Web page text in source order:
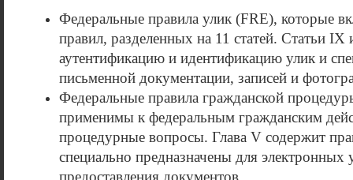
Федеральные правила улик (FRE), которые
правил, разделенных на 11 статей. Статьи
аутентификацию и идентификацию улик и
письменной документации, записей и
Федеральные правила гражданской
применимы к федеральным гражданским
процедурные вопросы. Глава V содержит
специально предназначены для электронных
предоставления документов.